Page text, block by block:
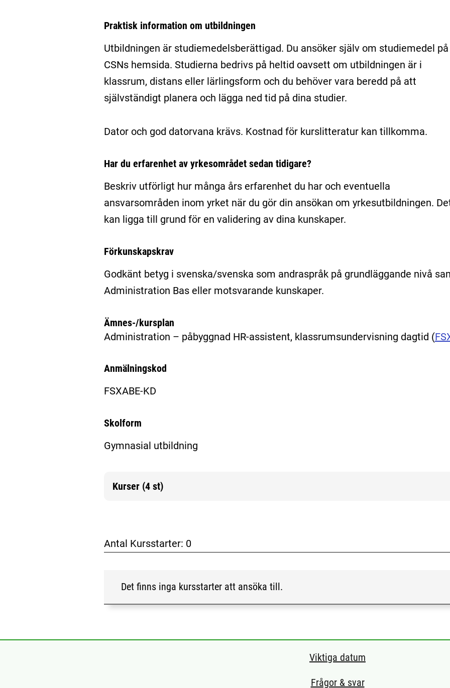
Praktisk information om utbildningen
Utbildningen är studiemedelsberättigad. Du ansöker själv om studiemedel på
CSNs hemsida. Studierna bedrivs på heltid oavsett om utbildningen är i
klassrum, distans eller lärlingsform och du behöver vara beredd på att
självständigt planera och lägga ned tid på dina studier.
Dator och god datorvana krävs. Kostnad för kurslitteratur kan tillkomma.
Har du erfarenhet av yrkesområdet sedan tidigare?
Beskriv utförligt hur många års erfarenhet du har och eventuella
ansvarsområden inom yrket när du gör din ansökan om yrkesutbildningen.
kan ligga till grund för en validering av dina kunskaper.
Förkunskapskrav
Godkänt betyg i svenska/svenska som andraspråk på grundläggande nivå
Administration Bas eller motsvarande kunskaper.
Ämnes-/kursplan
Administration – påbyggnad HR-assistent, klassrumsundervisning dagtid (
Anmälningskod
FSXABE-KD
Skolform
Gymnasial utbildning
Kurser (4 st)
Mer information
Antal Kursstarter: 0
Det finns inga kursstarter att ansöka till.
Viktiga datum
Frågor & svar